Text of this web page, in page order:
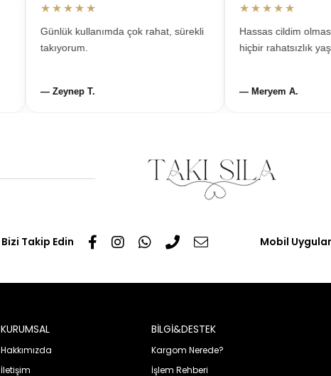
★★★★★
Günlük kullanımda çok rahat, sürekli
takıyorum.
— Zeynep T.
★★★★★
Hassas cildim
hiçbir rahatsızlık
— Meryem A.
Bizi Takip Edin Mobil
KURUMSAL
Hakkımızda
İletişim
BİLGİ&DESTEK
Kargom Nerede?
İşlem Rehberi